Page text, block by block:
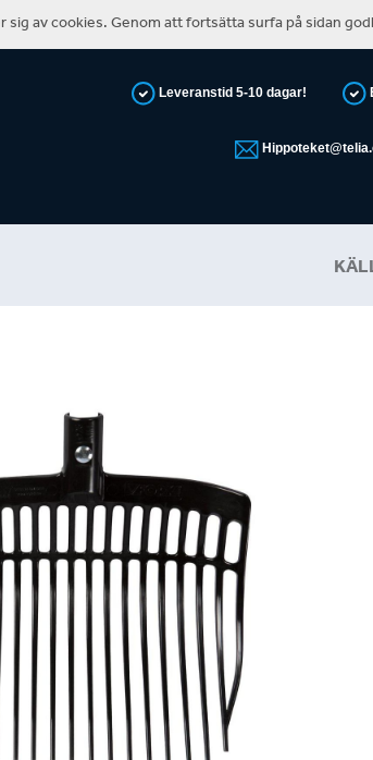
Leveranstid 5-10 dagar!
sig av cookies. Genom att fortsätta surfa på sidan